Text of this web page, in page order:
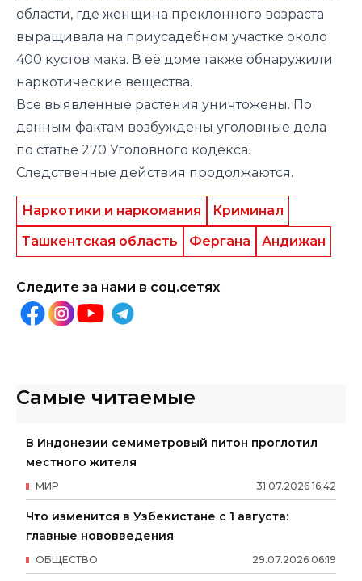
области, где женщина преклонного возраста
выращивала на приусадебном участке около
400 кустов мака. В её доме также обнаружили
наркотические вещества.
Все выявленные растения уничтожены. По
данным фактам возбуждены уголовные дела
по статье 270 Уголовного кодекса.
Следственные действия продолжаются.
Наркотики и наркомания
Криминал
Ташкентская область
Фергана Андижан
Следите за нами в соц.сетях
Самые читаемые
В Индонезии семиметровый питон проглотил
местного жителя
31.07.2026 16:42
МИР
Что изменится в Узбекистане с 1 августа:
главные нововведения
29.07.2026 06:19
ОБЩЕСТВО